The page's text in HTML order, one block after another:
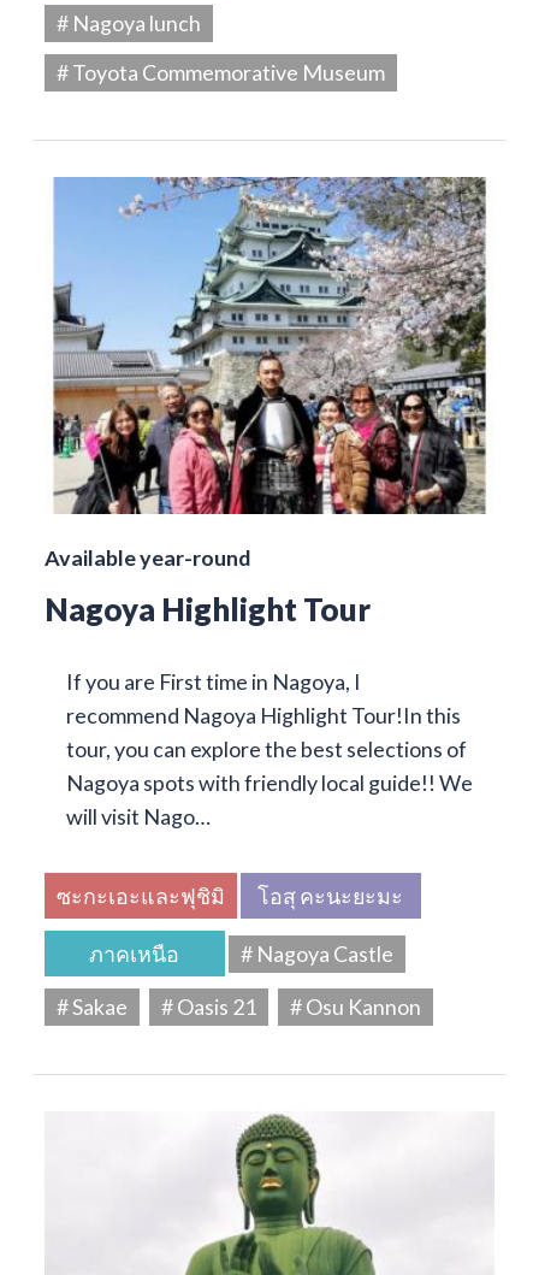
# Nagoya lunch
# Toyota Commemorative Museum
Available year-round
Nagoya Highlight Tour
If you are First time in Nagoya, I
recommend Nagoya Highlight Tour!In this
tour, you can explore the best selections of
Nagoya spots with friendly local guide!! We
will visit Nago…
ซะกะเอะและฟุชิมิ โอสุ คะนะยะมะ
ภาคเหนือ
# Nagoya Castle
# Sakae
# Oasis 21 # Osu Kannon